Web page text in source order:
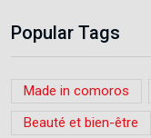
Popular Tags
Made in comoros
Beauté et bien-être